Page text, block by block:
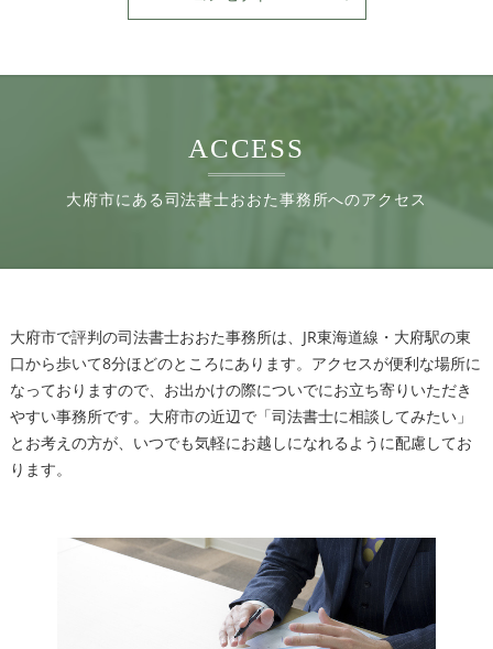
大府市にある司法書士おおた事務所へのアクセス
ACCESS
大府市で評判の司法書士おおた事務所は、JR東海道線・大府駅の東
口から歩いて8分ほどのところにあります。アクセスが便利な場所に
なっておりますので、お出かけの際についでにお立ち寄りいただき
やすい事務所です。大府市の近辺で「司法書士に相談してみたい」
とお考えの方が、いつでも気軽にお越しになれるように配慮してお
ります。